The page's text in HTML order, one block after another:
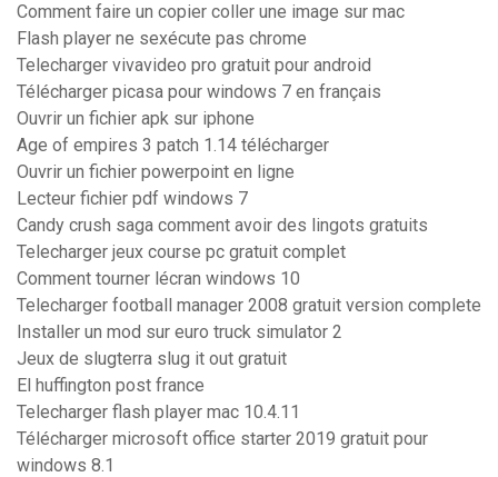
Comment faire un copier coller une image sur mac
Flash player ne sexécute pas chrome
Telecharger vivavideo pro gratuit pour android
Télécharger picasa pour windows 7 en français
Ouvrir un fichier apk sur iphone
Age of empires 3 patch 1.14 télécharger
Ouvrir un fichier powerpoint en ligne
Lecteur fichier pdf windows 7
Candy crush saga comment avoir des lingots gratuits
Telecharger jeux course pc gratuit complet
Comment tourner lécran windows 10
Telecharger football manager 2008 gratuit version complete
Installer un mod sur euro truck simulator 2
Jeux de slugterra slug it out gratuit
El huffington post france
Telecharger flash player mac 10.4.11
Télécharger microsoft office starter 2019 gratuit pour
windows 8.1